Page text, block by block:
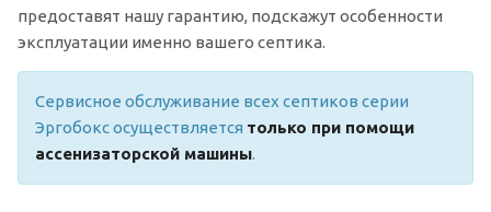
предоставят нашу гарантию, подскажут особенности
эксплуатации именно вашего септика.
Сервисное обслуживание всех септиков серии
Эргобокс осуществляется только при помощи
ассенизаторской машины.